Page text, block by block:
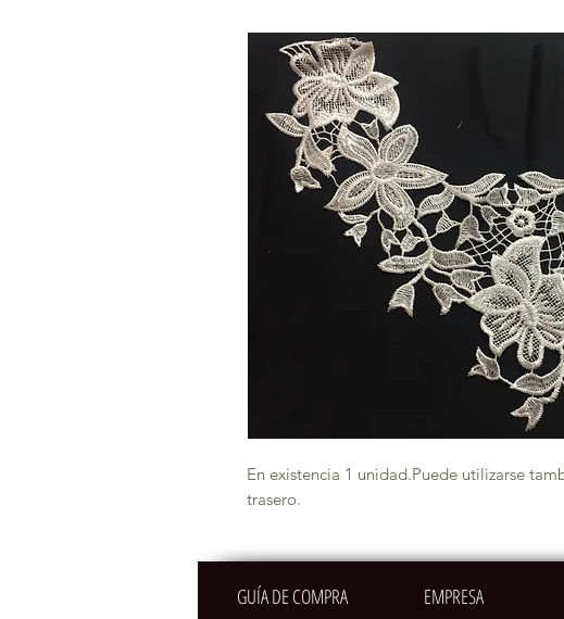
En existencia 1 unidad.Puede utilizarse
trasero.
GUÍA DE COMPRA EMPRESA